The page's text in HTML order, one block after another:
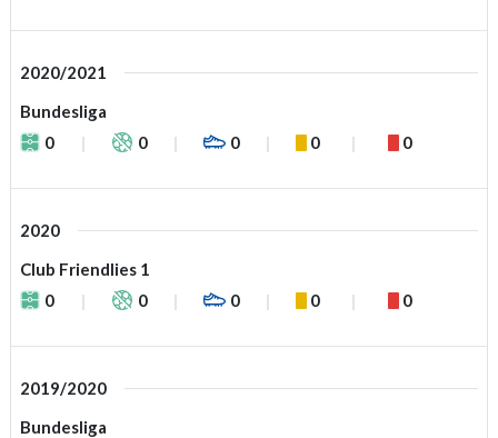
2020/2021
Bundesliga
0
0 0 0 0
2020
Club Friendlies 1
0
0 0 0 0
2019/2020
Bundesliga